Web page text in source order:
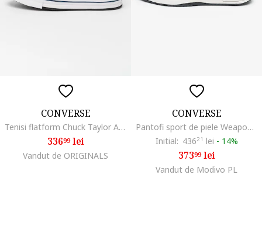
CONVERSE
Tenisi flatform Chuck Taylor All Star High, Alb
33699lei
Vandut de ORIGINALS
CONVERSE
Pantofi sport de piele Weapon, Alb/Negru
Initial: 43621 lei - 14%
37399lei
Vandut de Modivo PL